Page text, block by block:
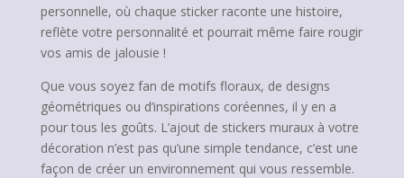
personnelle, où chaque sticker raconte une histoire,
reflète votre personnalité et pourrait même faire rougir
vos amis de jalousie !
Que vous soyez fan de motifs floraux, de designs
géométriques ou d’inspirations coréennes, il y en a
pour tous les goûts. L’ajout de stickers muraux à votre
décoration n’est pas qu’une simple tendance, c’est une
façon de créer un environnement qui vous ressemble.